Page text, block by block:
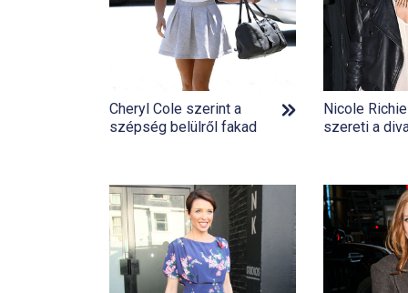
Cheryl Cole szerint a
szépség belülről fakad
Nicole
szereti a